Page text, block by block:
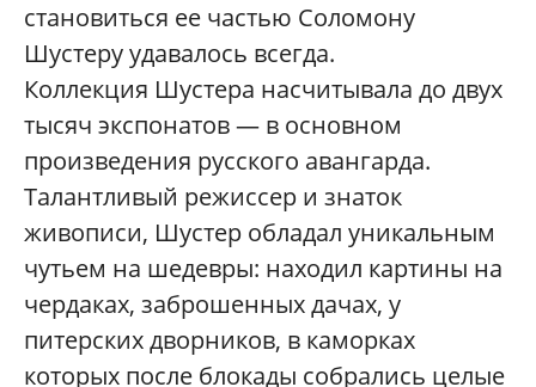
становиться ее частью Соломону
Шустеру удавалось всегда.
Коллекция Шустера насчитывала до двух
тысяч экспонатов — в основном
произведения русского авангарда.
Талантливый режиссер и знаток
живописи, Шустер обладал уникальным
чутьем на шедевры: находил картины на
чердаках, заброшенных дачах, у
питерских дворников, в каморках
которых после блокады собрались целые